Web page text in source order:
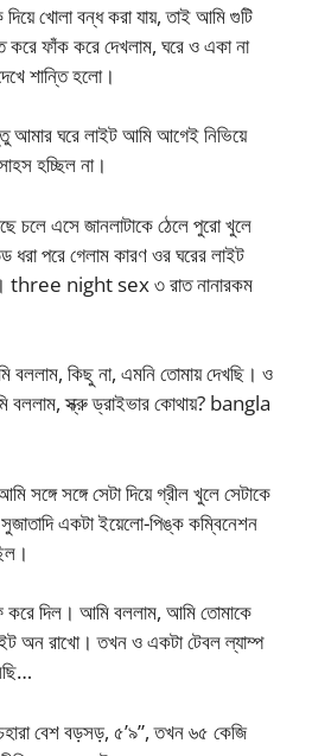
দিয়ে খোলা বন্ধ করা যায়, তাই আমি গুটি
করে ফাঁক করে দেখলাম, ঘরে ও একা না
শান্তি হলো।
আমার ঘরে লাইট আমি আগেই নিভিয়ে
হচ্ছিল না।
চলে এসে জানলাটাকে ঠেলে পুরো খুলে
ধরা পরে গেলাম কারণ ওর ঘরের লাইট
three night sex ৩ রাত নানারকম
কিছু না, এমনি তোমায় দেখছি। ও
বললাম, স্ক্রু ড্রাইভার কোথায়? bangla
সঙ্গে সেটা দিয়ে গ্রীল খুলে সেটাকে
একটা ইয়েলো-পিঙ্ক কম্বিনেশন
দিল। আমি বললাম, আমি তোমাকে
অন রাখো। তখন ও একটা টেবল ল্যাম্প
বেশ বড়সড়, ৫’৯”, তখন ৬৫ কেজি